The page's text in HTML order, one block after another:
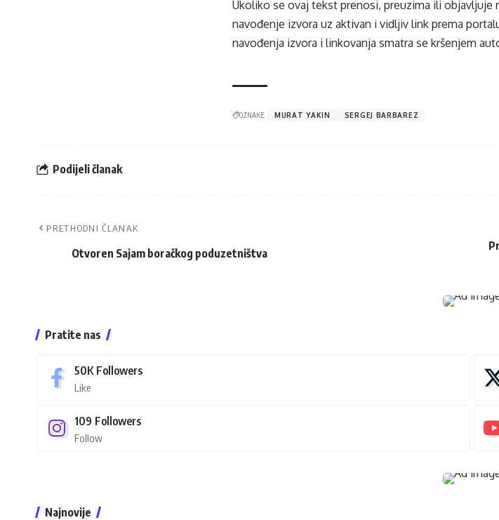
Ukoliko se ovaj tekst prenosi, preuzima ili
navođenje izvora uz aktivan i vidljiv link prema
navođenja izvora i linkovanja smatra se kršenjem
OZNAKE: MURAT YAKIN SERGEJ BARBAREZ
Podijeli članak
PRETHODNI ČLANAK
Otvoren Sajam boračkog poduzetništva
Pratite nas
50K Followers
Like
109 Followers
Follow
Najnovije